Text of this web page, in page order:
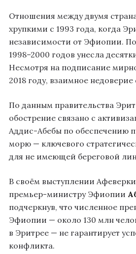
Отношения между двумя
хрупкими с 1993 года, когда
независимости от Эфиопии.
1998–2000 годов унесла
Несмотря на подписание
2018 году, взаимное недоверие
По данным правительства
обострение связано с
Аддис-Абебы по обеспечению
морю — ключевого
для не имеющей береговой
В своём выступлении
премьер-министру Эфиопии
подчеркнув, что численное
Эфиопии — около 130 млн
в Эритрее — не гарантирует
конфликта.